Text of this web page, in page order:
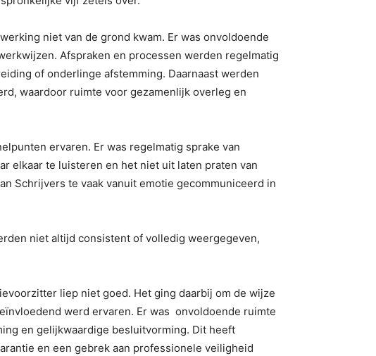
niet van de grond kwam. Er was onvoldoende
Afspraken en processen werden regelmatig
of onderlinge afstemming. Daarnaast werden
waardoor ruimte voor gezamenlijk overleg en
ervaren. Er was regelmatig sprake van
elkaar te luisteren en het niet uit laten praten van
Schrijvers te vaak vanuit emotie gecommuniceerd in
niet altijd consistent of volledig weergegeven,
liep niet goed. Het ging daarbij om de wijze
werd ervaren. Er was onvoldoende ruimte
en gelijkwaardige besluitvorming. Dit heeft
en een gebrek aan professionele veiligheid